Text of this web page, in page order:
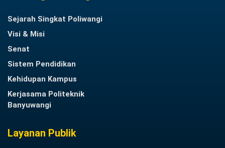
Sejarah Singkat Poliwangi
Visi & Misi
Senat
Sistem Pendidikan
Kehidupan Kampus
Kerjasama Politeknik
Banyuwangi
Layanan Publik